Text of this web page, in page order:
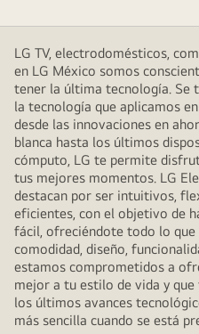
LG TV, electrodomésticos,
en LG México somos
tener la última tecnología. Se
la tecnología que aplicamos
desde las innovaciones en
blanca hasta los últimos
cómputo, LG te permite
tus mejores momentos. LG
destacan por ser intuitivos,
eficientes, con el objetivo de
fácil, ofreciéndote todo lo que
comodidad, diseño,
estamos comprometidos a
mejor a tu estilo de vida y
los últimos avances
más sencilla cuando se está